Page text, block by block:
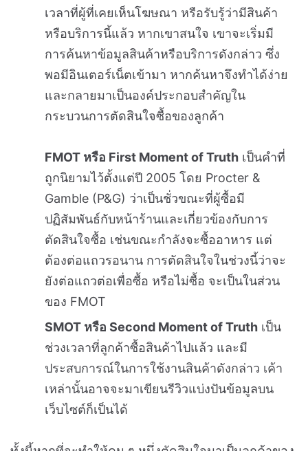
เวลาที่ผู้ที่เคยเห็นโฆษณา หรือรับรู้ว่ามีสินค้า
หรือบริการนี้แล้ว หากเขาสนใจ เขาจะเริ่มมี
การค้นหาข้อมูลสินค้าหรือบริการดังกล่าว ซึ่ง
พอมีอินเตอร์เน็ตเข้ามา หากค้นหาจึงทำได้ง่าย
และกลายมาเป็นองค์ประกอบสำคัญใน
กระบวนการตัดสินใจซื้อของลูกค้า
FMOT หรือ First Moment of Truth เป็นคำที่
ถูกนิยามไว้ตั้งแต่ปี 2005 โดย Procter &
Gamble (P&G) ว่าเป็นชั่วขณะที่ผู้ซื้อมี
ปฏิสัมพันธ์กับหน้าร้านและเกี่ยวข้องกับการ
ตัดสินใจซื้อ เช่นขณะกำลังจะซื้ออาหาร แต่
ต้องต่อแถวรอนาน การตัดสินใจในช่วงนี้ว่าจะ
ยังต่อแถวต่อเพื่อซื้อ หรือไม่ซื้อ จะเป็นในส่วน
ของ FMOT
SMOT หรือ Second Moment of Truth เป็น
ช่วงเวลาที่ลูกค้าซื้อสินค้าไปแล้ว และมี
ประสบการณ์ในการใช้งานสินค้าดังกล่าว เค้า
เหล่านั้นอาจจะมาเขียนรีวิวแบ่งปันข้อมูลบน
เว็บไซต์ก็เป็นได้